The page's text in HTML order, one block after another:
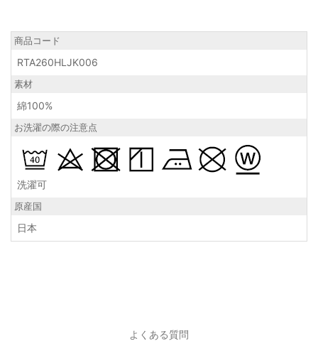
商品コード
RTA260HLJK006
素材
綿100%
お洗濯の際の注意点
洗濯可
原産国
日本
よくある質問